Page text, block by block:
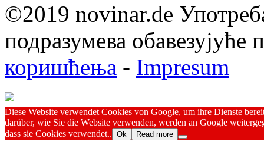
©2019 novinar.de
подразумева обавезујуће
коришћења - Impresum
Diese Website verwendet Cookies von Google, um ihre Dienste
darüber, wie Sie die Website verwenden, werden an Google
dass sie Cookies verwendet.. Ok Read more